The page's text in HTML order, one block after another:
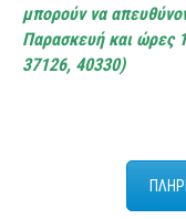
μπορούν να
Παρασκευή και ώρες
37126, 40330)